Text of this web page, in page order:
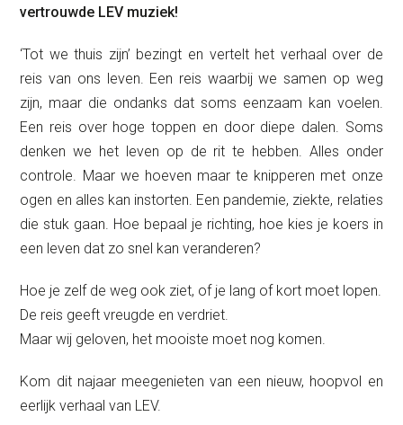
vertrouwde LEV muziek!
‘Tot we thuis zijn’ bezingt en vertelt het verhaal over de
reis van ons leven. Een reis waarbij we samen op weg
zijn, maar die ondanks dat soms eenzaam kan voelen.
Een reis over hoge toppen en door diepe dalen. Soms
denken we het leven op de rit te hebben. Alles onder
controle. Maar we hoeven maar te knipperen met onze
ogen en alles kan instorten. Een pandemie, ziekte, relaties
die stuk gaan. Hoe bepaal je richting, hoe kies je koers in
een leven dat zo snel kan veranderen?
Hoe je zelf de weg ook ziet, of je lang of kort moet lopen.
De reis geeft vreugde en verdriet.
Maar wij geloven, het mooiste moet nog komen.
Kom dit najaar meegenieten van een nieuw, hoopvol en
eerlijk verhaal van LEV.